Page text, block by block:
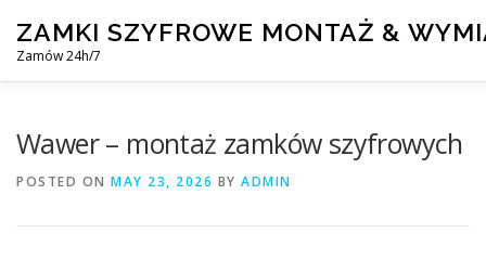
content
ZAMKI SZYFROWE MONTAŻ &
Zamów 24h/7
Wawer – montaż zamków szyfrowych
POSTED ON MAY 23, 2026 BY ADMIN